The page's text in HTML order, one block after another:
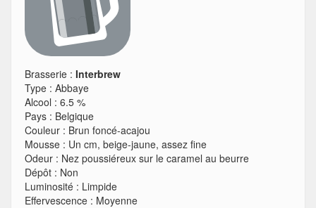
Brasserie : Interbrew
Type : Abbaye
Alcool : 6.5 %
Pays : Belgique
Couleur : Brun foncé-acajou
Mousse : Un cm, beige-jaune, assez fine
Odeur : Nez poussiéreux sur le caramel au beurre
Dépôt : Non
Luminosité : Limpide
Effervescence : Moyenne